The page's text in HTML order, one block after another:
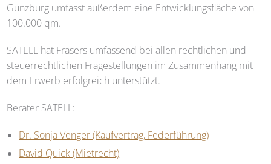
Günzburg umfasst außerdem eine Entwicklungsfläche von
100.000 qm.
SATELL hat Frasers umfassend bei allen rechtlichen und
steuerrechtlichen Fragestellungen im Zusammenhang mit
dem Erwerb erfolgreich unterstützt.
Berater SATELL:
Dr. Sonja Venger (Kaufvertrag, Federführung)
David Quick (Mietrecht)